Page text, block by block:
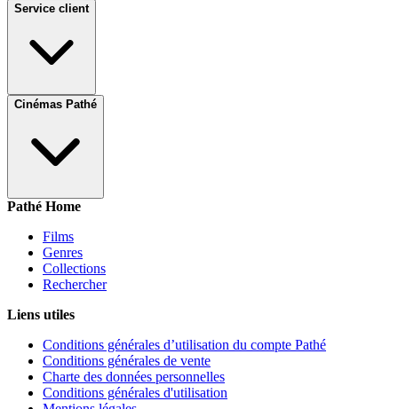
Service client
Cinémas Pathé
Pathé Home
Films
Genres
Collections
Rechercher
Liens utiles
Conditions générales d’utilisation du compte Pathé
Conditions générales de vente
Charte des données personnelles
Conditions générales d'utilisation